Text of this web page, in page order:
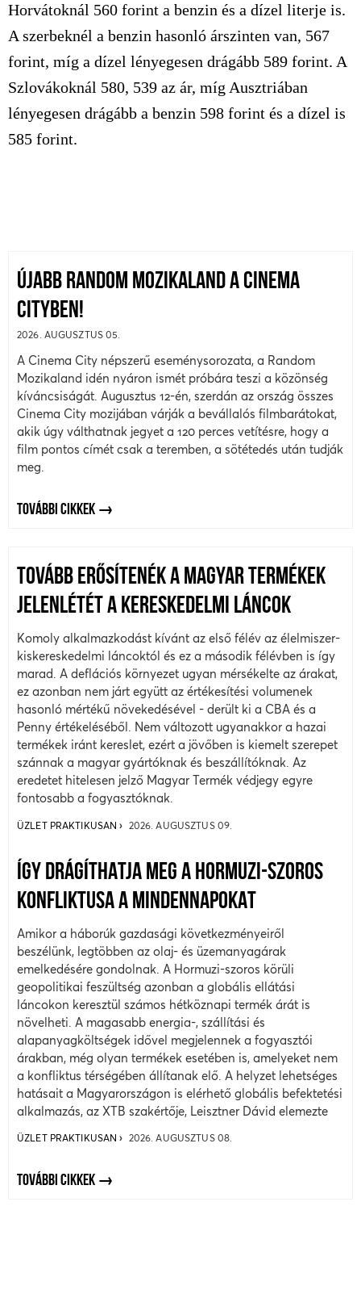
Horvátoknál 560 forint a benzin és a dízel literje is.
A szerbeknél a benzin hasonló árszinten van, 567
forint, míg a dízel lényegesen drágább 589 forint. A
Szlovákoknál 580, 539 az ár, míg Ausztriában
lényegesen drágább a benzin 598 forint és a dízel is
585 forint.
ÚJABB RANDOM MOZIKALAND A CINEMA
CITYBEN!
2026. AUGUSZTUS 05.
A Cinema City népszerű eseménysorozata, a Random
Mozikaland idén nyáron ismét próbára teszi a közönség
kíváncsiságát. Augusztus 12-én, szerdán az ország összes
Cinema City mozijában várják a bevállalós filmbarátokat,
akik úgy válthatnak jegyet a 120 perces vetítésre, hogy a
film pontos címét csak a teremben, a sötétedés után tudják
meg.
TOVÁBBI CIKKEK
TOVÁBB ERŐSÍTENÉK A MAGYAR TERMÉKEK
JELENLÉTÉT A KERESKEDELMI LÁNCOK
Komoly alkalmazkodást kívánt az első félév az élelmiszer-
kiskereskedelmi láncoktól és ez a második félévben is így
marad. A deflációs környezet ugyan mérsékelte az árakat,
ez azonban nem járt együtt az értékesítési volumenek
hasonló mértékű növekedésével - derült ki a CBA és a
Penny értékeléséből. Nem változott ugyanakkor a hazai
termékek iránt kereslet, ezért a jövőben is kiemelt szerepet
szánnak a magyar gyártóknak és beszállítóknak. Az
eredetet hitelesen jelző Magyar Termék védjegy egyre
fontosabb a fogyasztóknak.
ÜZLET PRAKTIKUSAN 2026. AUGUSZTUS 09.
ÍGY DRÁGÍTHATJA MEG A HORMUZI-SZOROS
KONFLIKTUSA A MINDENNAPOKAT
Amikor a háborúk gazdasági következményeiről
beszélünk, legtöbben az olaj- és üzemanyagárak
emelkedésére gondolnak. A Hormuzi-szoros körüli
geopolitikai feszültség azonban a globális ellátási
láncokon keresztül számos hétköznapi termék árát is
növelheti. A magasabb energia-, szállítási és
alapanyagköltségek idővel megjelennek a fogyasztói
árakban, még olyan termékek esetében is, amelyeket nem
a konfliktus térségében állítanak elő. A helyzet lehetséges
hatásait a Magyarországon is elérhető globális befektetési
alkalmazás, az XTB szakértője, Leisztner Dávid elemezte
ÜZLET PRAKTIKUSAN 2026. AUGUSZTUS 08.
TOVÁBBI CIKKEK